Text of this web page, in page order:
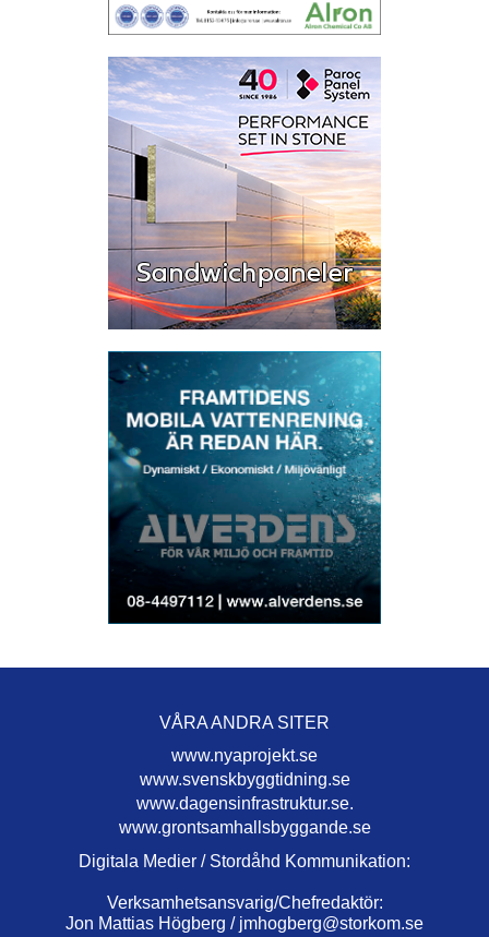
VÅRA ANDRA SITER
www.nyaprojekt.se
www.svenskbyggtidning.se
www.dagensinfrastruktur.se.
www.grontsamhallsbyggande.se
Digitala Medier / Stordåhd Kommunikation:
Verksamhetsansvarig/Chefredaktör:
Jon Mattias Högberg / jmhogberg@storkom.se